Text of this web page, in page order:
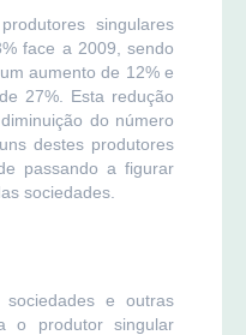
singulares
face a 2009, sendo
aumento de 12% e
27%. Esta redução
do número
destes produtores
passando a figurar
sociedades.
e outras
o produtor singular